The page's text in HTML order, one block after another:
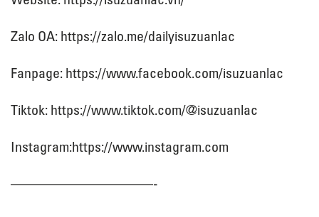
Zalo OA: https://zalo.me/dailyisuzuanlac
Fanpage: https://www.facebook.com/isuzuanlac
Tiktok: https://www.tiktok.com/@isuzuanlac
Instagram:https://www.instagram.com
——————————-